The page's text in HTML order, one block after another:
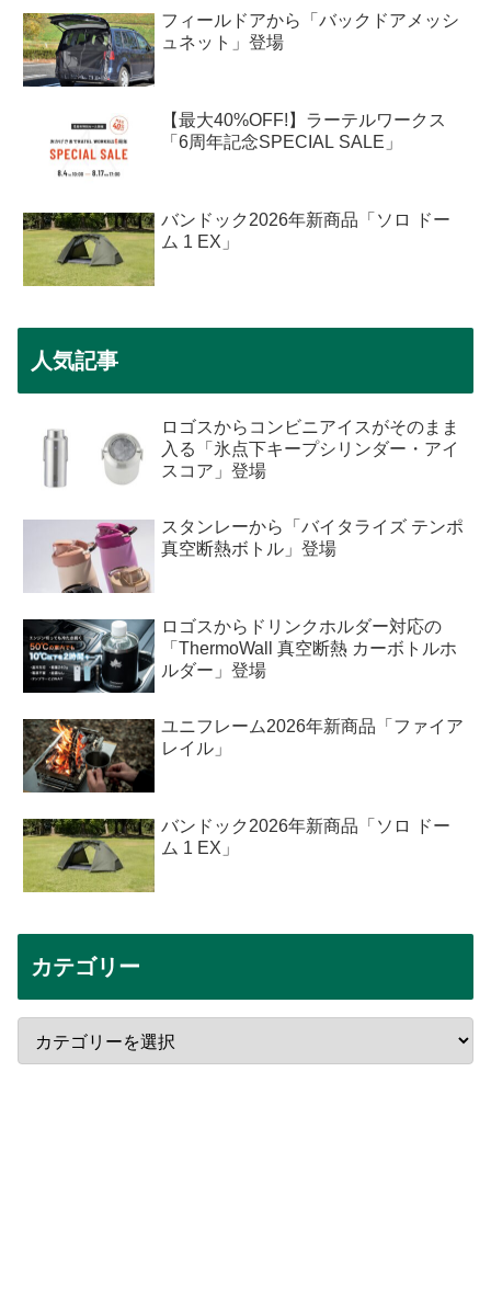
フィールドアから「バックドアメッシ
ュネット」登場
【最大40%OFF!】ラーテルワークス
「6周年記念SPECIAL SALE」
バンドック2026年新商品「ソロ ドー
ム 1 EX」
人気記事
ロゴスからコンビニアイスがそのまま
入る「氷点下キープシリンダー・アイ
スコア」登場
スタンレーから「バイタライズ テンポ
真空断熱ボトル」登場
ロゴスからドリンクホルダー対応の
「ThermoWall 真空断熱 カーボトルホ
ルダー」登場
ユニフレーム2026年新商品「ファイア
レイル」
バンドック2026年新商品「ソロ ドー
ム 1 EX」
カテゴリー